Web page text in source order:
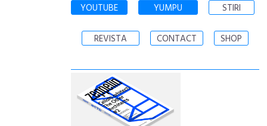
YOUTUBE YUMPU STIRI
REVISTA CONTACT SHOP